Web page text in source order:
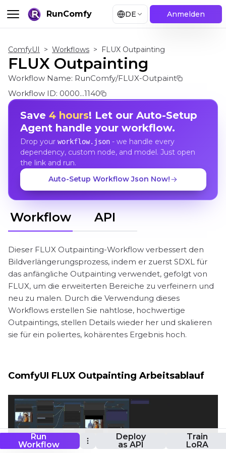
RunComfy DE Anmelden
Run
Workflow
Deploy
as API
Train
LoRA
ComfyUI > Workflows > FLUX Outpainting
FLUX Outpainting
Workflow Name: RunComfy/FLUX-Outpaint
Workflow ID: 0000...1140
Save 4 hours! Let our Auto-Setup
Agent handle your workflow.
Drop your workflow.json- we handle every
dependency, custom node, and model. Just open
the link and run.
Auto-Setup Workflow Json Now!
Workflow API
Dieser FLUX Outpainting-Workflow verbessert den
Bildverlängerungsprozess, indem er zuerst SDXL für
das anfängliche Outpainting verwendet, gefolgt von
FLUX, um die erweiterten Bereiche zu verfeinern und
neu zu malen. Durch die Verwendung dieses
Workflows erstellen Sie nahtlose, hochwertige
Outpaintings, stellen Details wieder her und skalieren
sie für ein poliertes, kohärentes Ergebnis hoch.
ComfyUI FLUX Outpainting Arbeitsablauf